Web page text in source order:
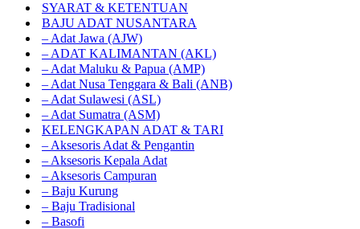
SYARAT & KETENTUAN
BAJU ADAT NUSANTARA
– Adat Jawa (AJW)
– ADAT KALIMANTAN (AKL)
– Adat Maluku & Papua (AMP)
– Adat Nusa Tenggara & Bali (ANB)
– Adat Sulawesi (ASL)
– Adat Sumatra (ASM)
KELENGKAPAN ADAT & TARI
– Aksesoris Adat & Pengantin
– Aksesoris Kepala Adat
– Aksesoris Campuran
– Baju Kurung
– Baju Tradisional
– Basofi